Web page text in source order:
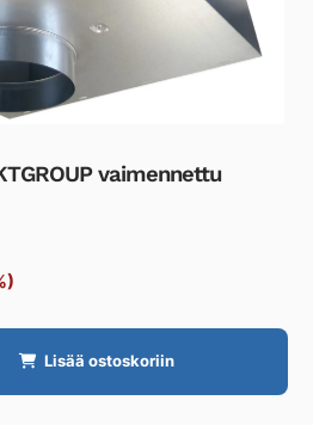
vaimennettu
Lisää ostoskoriin